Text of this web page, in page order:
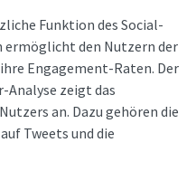
Funktion des Social-
ermöglicht den Nutzern der
Engagement-Raten. Der
zeigt das
an. Dazu gehören die
Tweets und die